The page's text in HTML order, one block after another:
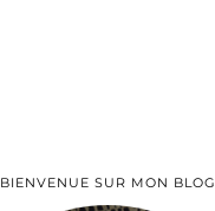
BIENVENUE SUR MON BLOG